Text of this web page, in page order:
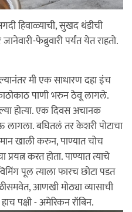
हिवाळ्याची, सुखद थंडीची
फेब्रुवारी पर्यंत येत राहतो.
मी एक साधारण दहा इंच
पाणी भरुन ठेवू लागले.
होत्या. एक दिवस अचानक
बघितलं तर केशरी पोटाचा
खाली करुन, पाण्यात चोच
करत होता. पाण्यात त्याचे
पूल त्याला फारच छोटा पडत
आणखी मोठ्या व्यासाची
पक्षी - अमेरिकन रॉबिन.